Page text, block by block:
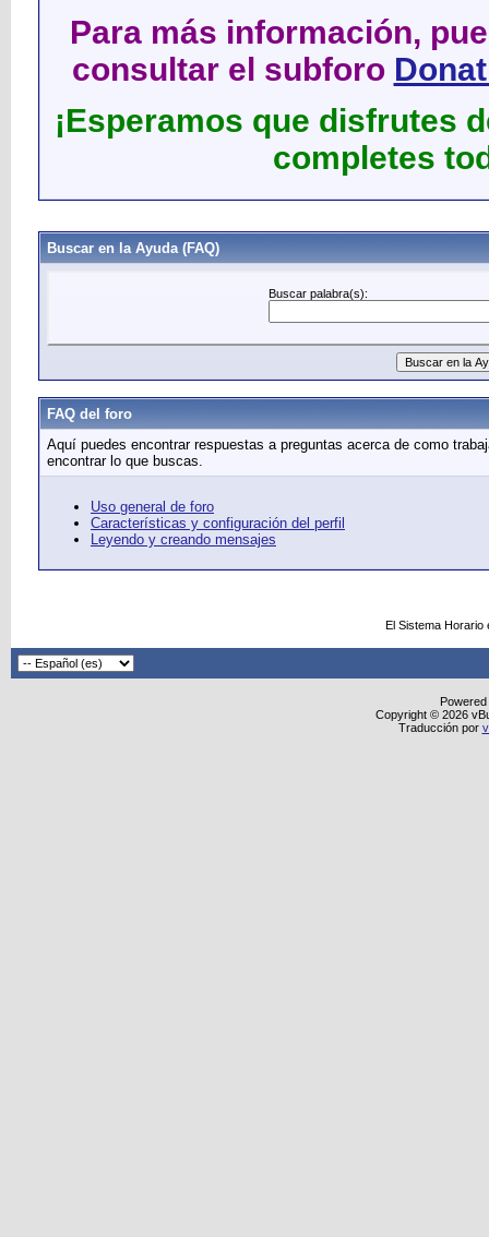
Para más información,
consultar el subforo
¡Esperamos que disfrutes
completes
Buscar en la Ayuda (FAQ)
Buscar palabra(s):
FAQ del foro
Aquí puedes encontrar respuestas a preguntas acerca de como
encontrar lo que buscas.
Uso general de foro
Características y configuración del perfil
Leyendo y creando mensajes
El Sistema
Copyright © 2026
Traducción por